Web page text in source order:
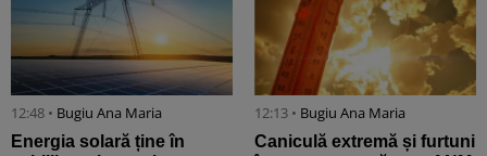
12:48 • Bugiu ⁠Ana Maria
Energia solară ține în
12:13 • Bugiu ⁠Ana Maria
Caniculă extremă și furtuni